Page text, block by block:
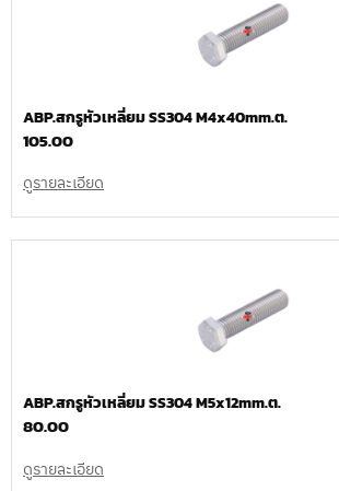
ABP.สกรูหัวเหลี่ยม SS304 M4x40mm.ต.
105.00
ดูรายละเอียด
ABP.สกรูหัวเหลี่ยม SS304 M5x12mm.ต.
80.00
ดูรายละเอียด